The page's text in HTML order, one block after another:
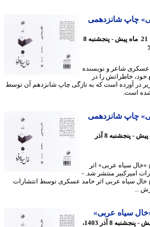
شانزدهمی
21 ماه پیش - پنجشنبه 8
شاعر و نویسنده
خاطراتش را در
آورده است که به تازگی چاپ شانزدهم آن توسط
است.
شانزدهمی
21 ماه پیش - پنجشنبه 8 آذر
سیاه عربی» اثر
منتشر شد. -
عربی اثر حامد عسکری توسط انتشارات
سیاه عربی»
21 ماه پیش - پنجشنبه 8 آذر 1403،